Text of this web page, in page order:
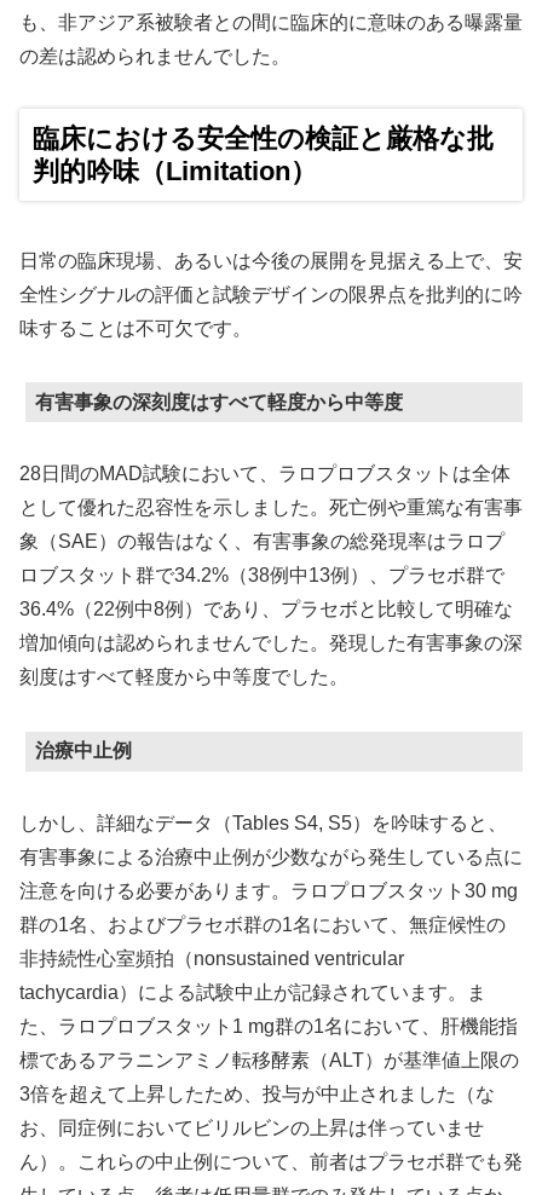
も、非アジア系被験者との間に臨床的に意味のある曝露量
の差は認められませんでした。
臨床における安全性の検証と厳格な批
判的吟味（Limitation）
日常の臨床現場、あるいは今後の展開を見据える上で、安
全性シグナルの評価と試験デザインの限界点を批判的に吟
味することは不可欠です。
有害事象の深刻度はすべて軽度から中等度
28日間のMAD試験において、ラロプロブスタットは全体
として優れた忍容性を示しました。死亡例や重篤な有害事
象（SAE）の報告はなく、有害事象の総発現率はラロプ
ロブスタット群で34.2%（38例中13例）、プラセボ群で
36.4%（22例中8例）であり、プラセボと比較して明確な
増加傾向は認められませんでした。発現した有害事象の深
刻度はすべて軽度から中等度でした。
治療中止例
しかし、詳細なデータ（Tables S4, S5）を吟味すると、
有害事象による治療中止例が少数ながら発生している点に
注意を向ける必要があります。ラロプロブスタット30 mg
群の1名、およびプラセボ群の1名において、無症候性の
非持続性心室頻拍（nonsustained ventricular
tachycardia）による試験中止が記録されています。ま
た、ラロプロブスタット1 mg群の1名において、肝機能指
標であるアラニンアミノ転移酵素（ALT）が基準値上限の
3倍を超えて上昇したため、投与が中止されました（な
お、同症例においてビリルビンの上昇は伴っていませ
ん）。これらの中止例について、前者はプラセボ群でも発